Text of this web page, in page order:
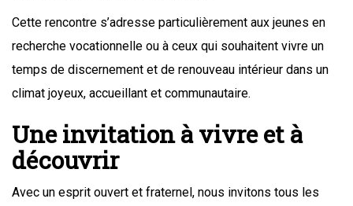
Cette rencontre s’adresse particulièrement aux jeunes en
recherche vocationnelle ou à ceux qui souhaitent vivre un
temps de discernement et de renouveau intérieur dans un
climat joyeux, accueillant et communautaire.
Une invitation à vivre et à
découvrir
Avec un esprit ouvert et fraternel, nous invitons tous les